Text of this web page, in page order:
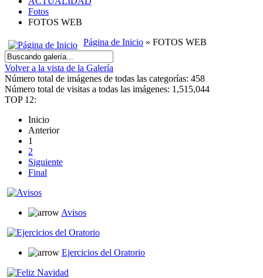
Fotos
FOTOS WEB
Página de Inicio » FOTOS WEB
Volver a la vista de la Galería
Número total de imágenes de todas las categorías: 458
Número total de visitas a todas las imágenes: 1,515,044
TOP 12:
Inicio
Anterior
1
2
Siguiente
Final
Avisos
Ejercicios del Oratorio